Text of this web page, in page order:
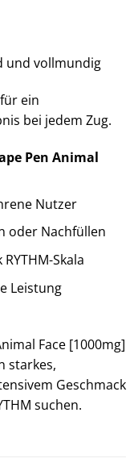
und vollmundig
ein
bei jedem Zug.
Pen Animal
Nutzer
oder Nachfüllen
Skala
Leistung
Face [1000mg]
starkes,
Geschmack
suchen.